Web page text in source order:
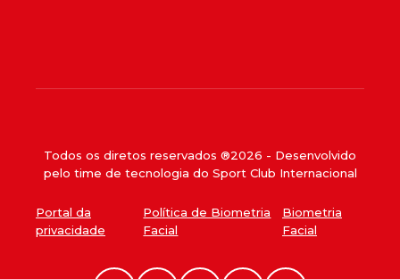
Todos os diretos reservados ®2026 - Desenvolvido
pelo time de tecnologia do Sport Club Internacional
Portal da
privacidade
Política de Biometria
Facial
Biometria
Facial